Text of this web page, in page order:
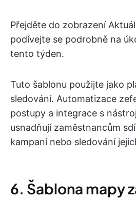
Přejděte do zobrazení
podívejte se podrobně na
tento týden.
Tuto šablonu použijte jako
sledování. Automatizace
postupy a integrace s
usnadňují zaměstnancům
kampaní nebo sledování
6. Šablona mapy